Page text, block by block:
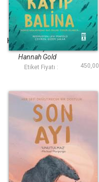
Kayıp Balina (Fleksi
Cilt)
Hannah Gold
Etiket Fiyatı :